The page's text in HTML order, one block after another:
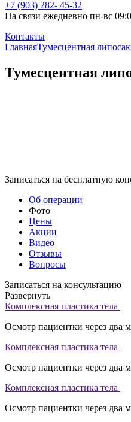
+7 (903) 282- 45-32
На связи ежедневно пн-вс
Контакты
ГлавнаяТумесцентная
Тумесцентная
Записаться на бесплатную
Об операции
Фото
Цены
Акции
Видео
Отзывы
Вопросы
Записаться на консультацию
Развернуть
Комплексная пластика тела
Осмотр пациентки через два
Комплексная пластика тела
Осмотр пациентки через два
Комплексная пластика тела
Осмотр пациентки через два